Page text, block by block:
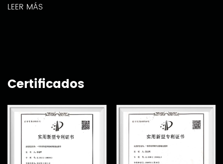
LEER MÁS
Certificados